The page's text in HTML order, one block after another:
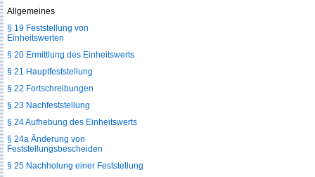
Allgemeines
§ 19 Feststellung von
Einheitswerten
§ 20 Ermittlung des Einheitswerts
§ 21 Hauptfeststellung
§ 22 Fortschreibungen
§ 23 Nachfeststellung
§ 24 Aufhebung des Einheitswerts
§ 24a Änderung von
Feststellungsbescheiden
§ 25 Nachholung einer Feststellung